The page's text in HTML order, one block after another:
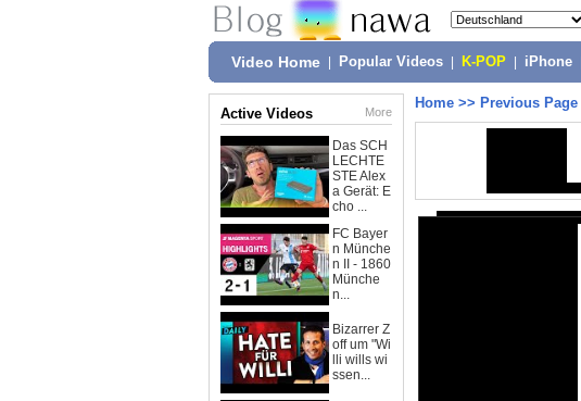
Video Home Popular Videos K-POP iPhone
Active Videos More
Das SCH
LECHTE
STE Alex
a Gerät: E
cho ...
FC Bayer
n Münche
n II - 1860
Münche
n...
Bizarrer Z
off um "Wi
lli wills wi
ssen...
Home >> Previous Page